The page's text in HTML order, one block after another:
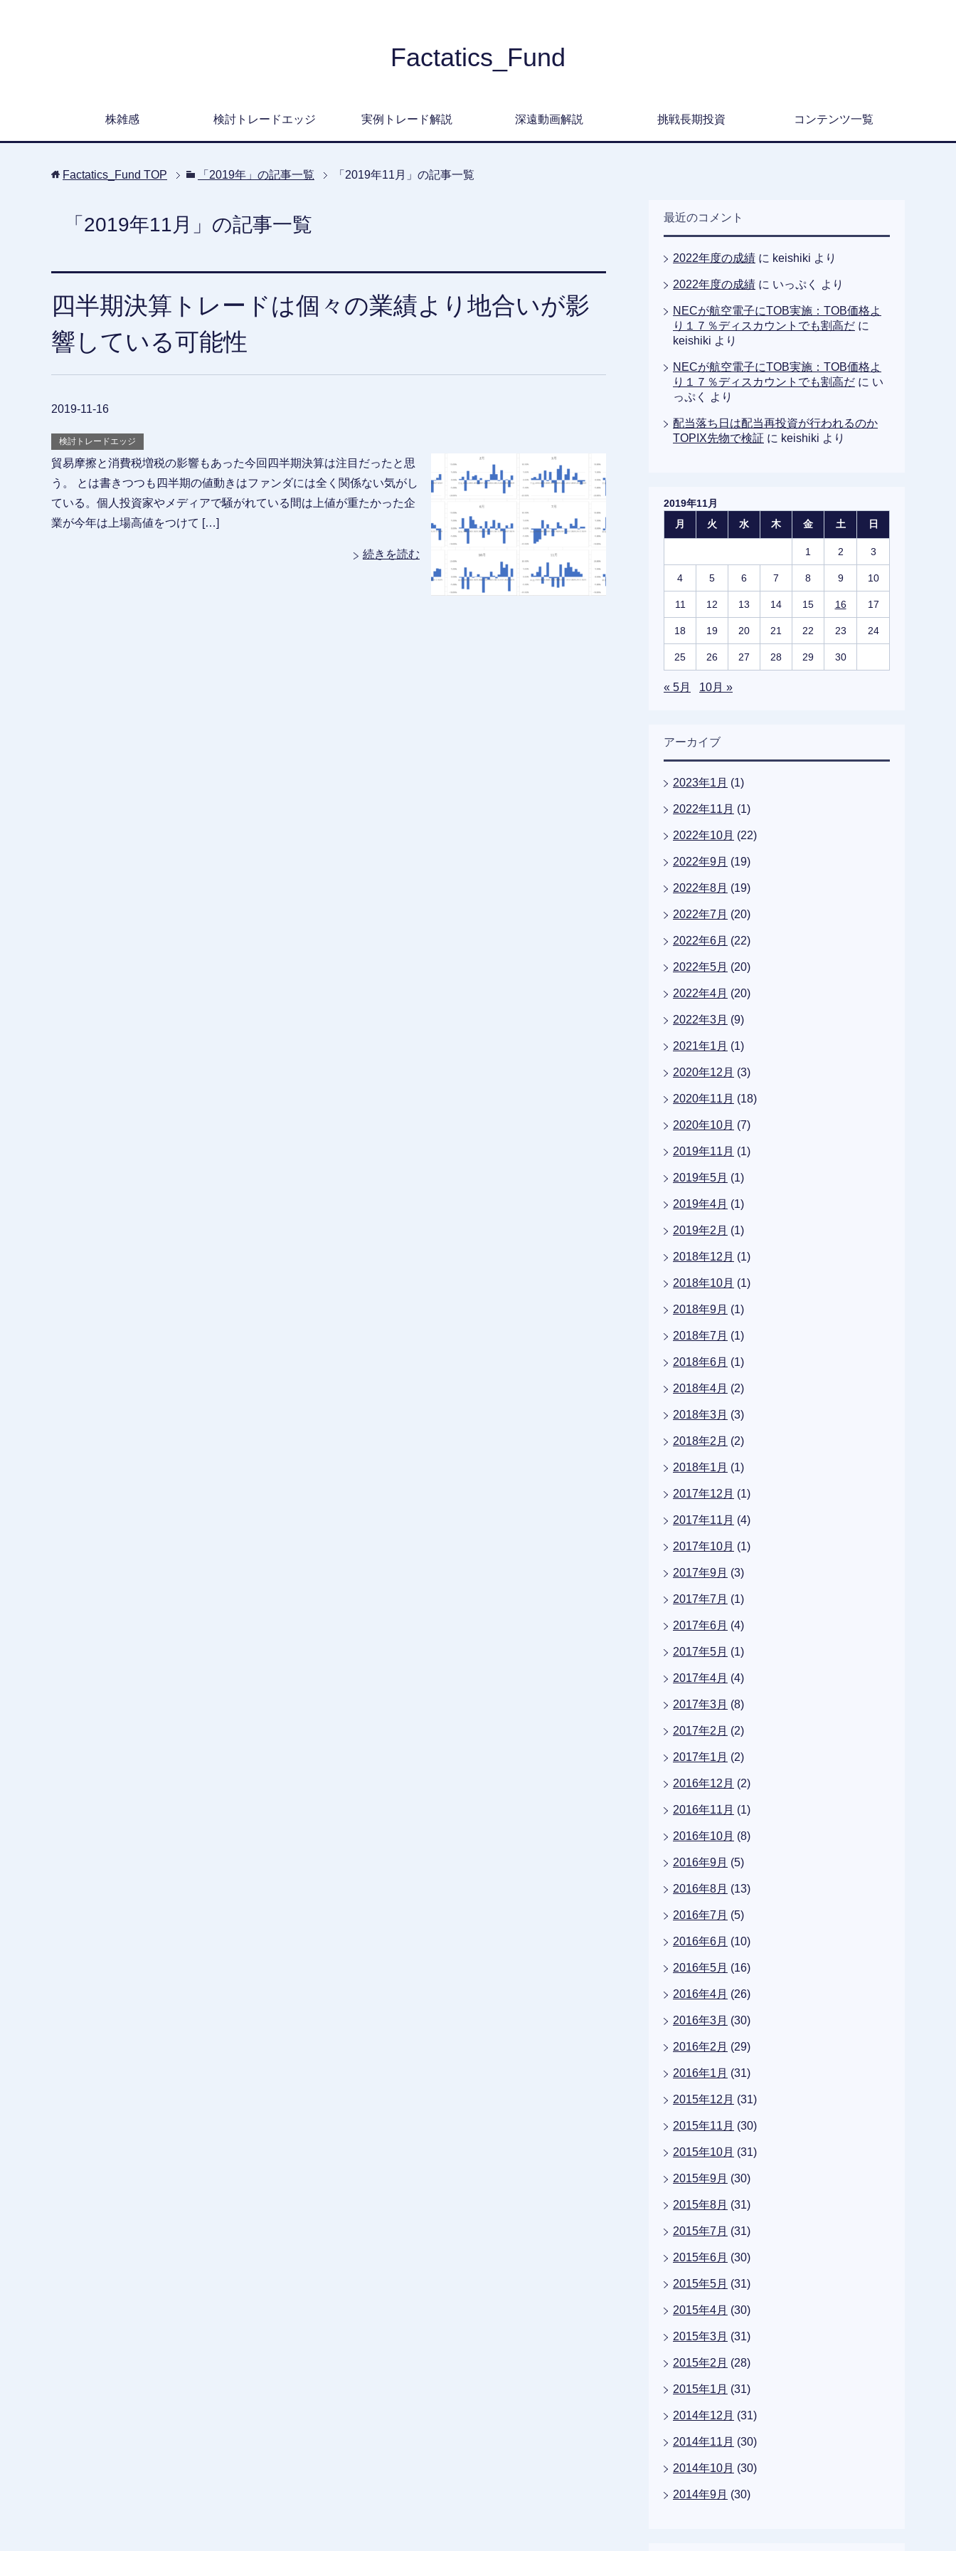
Factatics_Fund
株雑感 検討トレードエッジ 実例トレード解説 深遠動画解説 挑戦長期投資 コンテンツ一覧
Factatics_Fund TOP 「2019年」の記事一覧 「2019年11月」の記事一覧
「2019年11月」の記事一覧
四半期決算トレードは個々の業績より地合いが影
響している可能性
2019-11-16
検討トレードエッジ
貿易摩擦と消費税増税の影響もあった今回四半期決算は注目だったと思
う。 とは書きつつも四半期の値動きはファンダには全く関係ない気がし
ている。個人投資家やメディアで騒がれている間は上値が重たかった企
業が今年は上場高値をつけて […]
続きを読む
最近のコメント
2022年度の成績 に keishiki より
2022年度の成績 に いっぷく より
NECが航空電子にTOB実施：TOB価格よ
り１７％ディスカウントでも割高だ に
keishiki より
NECが航空電子にTOB実施：TOB価格よ
り１７％ディスカウントでも割高だ に い
っぷく
より
配当落ち日は配当再投資が行われるのか
TOPIX先物で検証 に keishiki より
2019年11月
月
火 水 木 金 土 日
1 2 3
4 5 6 7 8 9 10
11 12 13 14 15 16 17
18 19 20 21 22 23 24
25 26 27 28 29 30
« 5月 10月 »
アーカイブ
2023年1月 (1)
2022年11月 (1)
2022年10月 (22)
2022年9月 (19)
2022年8月 (19)
2022年7月 (20)
2022年6月 (22)
2022年5月 (20)
2022年4月 (20)
2022年3月 (9)
2021年1月 (1)
2020年12月 (3)
2020年11月 (18)
2020年10月 (7)
2019年11月 (1)
2019年5月 (1)
2019年4月 (1)
2019年2月 (1)
2018年12月 (1)
2018年10月 (1)
2018年9月 (1)
2018年7月 (1)
2018年6月 (1)
2018年4月 (2)
2018年3月 (3)
2018年2月 (2)
2018年1月 (1)
2017年12月 (1)
2017年11月 (4)
2017年10月 (1)
2017年9月 (3)
2017年7月 (1)
2017年6月 (4)
2017年5月 (1)
2017年4月 (4)
2017年3月 (8)
2017年2月 (2)
2017年1月 (2)
2016年12月 (2)
2016年11月 (1)
2016年10月 (8)
2016年9月 (5)
2016年8月 (13)
2016年7月 (5)
2016年6月 (10)
2016年5月 (16)
2016年4月 (26)
2016年3月 (30)
2016年2月 (29)
2016年1月 (31)
2015年12月 (31)
2015年11月 (30)
2015年10月 (31)
2015年9月 (30)
2015年8月 (31)
2015年7月 (31)
2015年6月 (30)
2015年5月 (31)
2015年4月 (30)
2015年3月 (31)
2015年2月 (28)
2015年1月 (31)
2014年12月 (31)
2014年11月 (30)
2014年10月 (30)
2014年9月 (30)